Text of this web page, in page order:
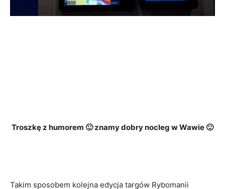
Troszkę z humorem 🙂 znamy dobry nocleg w Wawie 🙂
Takim sposobem kolejna edycja targów Rybomanii